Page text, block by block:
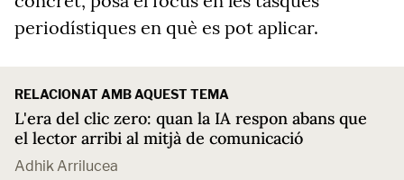
periodístiques en què es pot aplicar.
RELACIONAT AMB AQUEST TEMA
L'era del clic zero: quan la IA respon abans que
el lector arribi al mitjà de comunicació
Adhik Arrilucea